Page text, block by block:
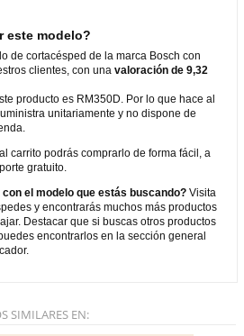
este modelo?
de cortacésped de la marca Bosch con
clientes, con unavaloración de 9,32
producto es RM350D. Por lo que hace al
unitariamente y no dispone de
carrito podrás comprarlo de forma fácil, a
gratuito.
el modelo que estás buscando? Visita
y encontrarás muchos más productos
Destacar que si buscas otros productos
encontrarlos en la sección general
SIMILARES EN: